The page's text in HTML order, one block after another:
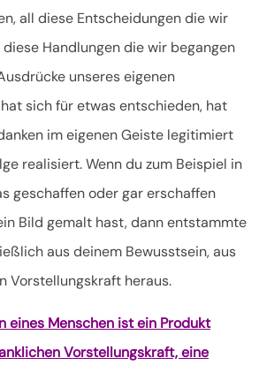
all diese Entscheidungen die wir
Handlungen die wir begangen
unseres eigenen
sich für etwas entschieden, hat
im eigenen Geiste legitimiert
realisiert. Wenn du zum Beispiel in
geschaffen oder gar erschaffen
Bild gemalt hast, dann entstammte
aus deinem Bewusstsein, aus
Vorstellungskraft heraus.
eines Menschen ist ein Produkt
Vorstellungskraft, eine